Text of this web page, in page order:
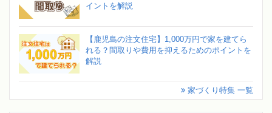
イントを解説
【鹿児島の注文住宅】1,000万円で家を建てら
れる？間取りや費用を抑えるためのポイントを
解説
家づくり特集 一覧